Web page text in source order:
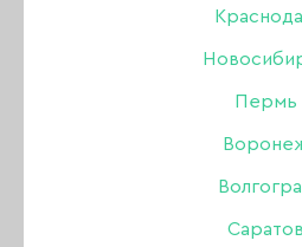
Пермь
Саратов